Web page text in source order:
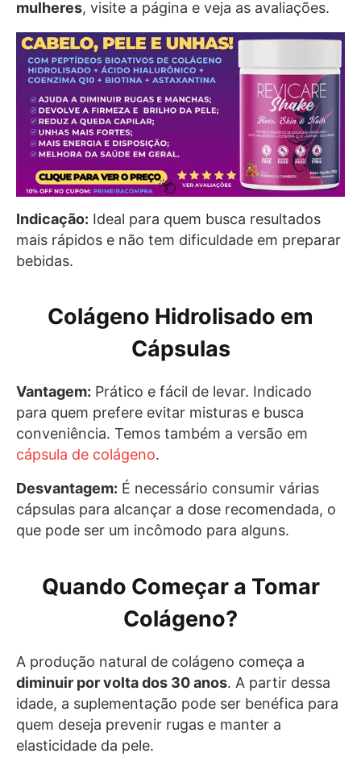
mulheres, visite a página e veja as avaliações.
Indicação: Ideal para quem busca resultados
mais rápidos e não tem dificuldade em preparar
bebidas.
Colágeno Hidrolisado em
Cápsulas
Vantagem: Prático e fácil de levar. Indicado
para quem prefere evitar misturas e busca
conveniência. Temos também a versão em
cápsula de colágeno.
Desvantagem: É necessário consumir várias
cápsulas para alcançar a dose recomendada, o
que pode ser um incômodo para alguns.
Quando Começar a Tomar
Colágeno?
A produção natural de colágeno começa a
diminuir por volta dos 30 anos. A partir dessa
idade, a suplementação pode ser benéfica para
quem deseja prevenir rugas e manter a
elasticidade da pele.